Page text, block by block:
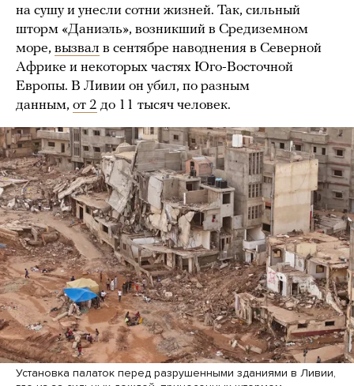
на сушу и унесли сотни жизней. Так, сильный
шторм «Даниэль», возникший в Средиземном
море, вызвал в сентябре наводнения в Северной
Африке и некоторых частях Юго-Восточной
Европы. В Ливии он убил, по разным
данным, от 2 до 11 тысяч человек.
Установка палаток перед разрушенными зданиями в Ливии,